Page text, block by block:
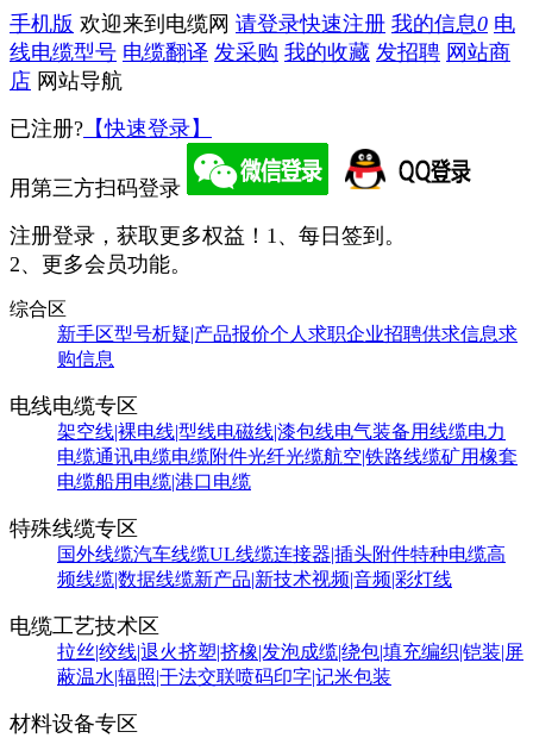
手机版 欢迎来到电缆网 请登录快速注册 我的信息0 电
线电缆型号 电缆翻译 发采购 我的收藏 发招聘 网站商
店 网站导航
已注册? 【快速登录】
用第三方扫码登录
注册登录，获取更多权益！ 1、每日签到。
2、更多会员功能。
综合区
新手区型号析疑|产品报价个人求职企业招聘供求信息求
购信息
电线电缆专区
架空线|裸电线|型线电磁线|漆包线电气装备用线缆电力
电缆通讯电缆电缆附件光纤光缆航空|铁路线缆矿用橡套
电缆船用电缆|港口电缆
特殊线缆专区
国外线缆汽车线缆UL线缆连接器|插头附件特种电缆高
频线缆|数据线缆新产品|新技术视频|音频|彩灯线
电缆工艺技术区
拉丝|绞线|退火挤塑|挤橡|发泡成缆|绕包|填充编织|铠装|屏
蔽温水|辐照|干法交联喷码印字|记米包装
材料设备专区